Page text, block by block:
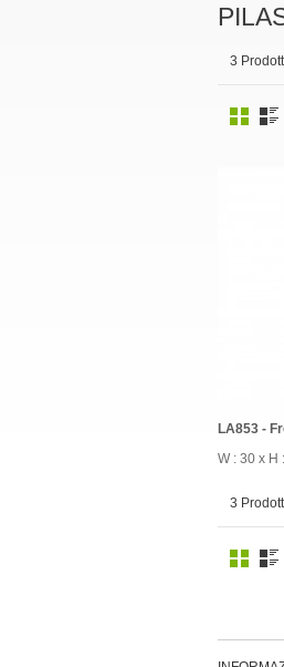
3
LA853 -
W : 30 x H
3